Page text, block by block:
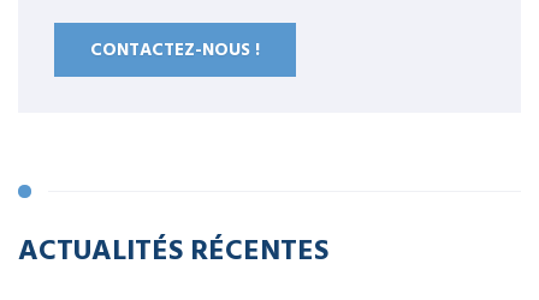
CONTACTEZ-NOUS !
ACTUALITÉS RÉCENTES